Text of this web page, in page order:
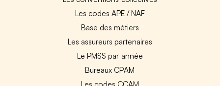
Les codes APE / NAF
Base des métiers
Les assureurs partenaires
Le PMSS par année
Bureaux CPAM
Les codes CCAM